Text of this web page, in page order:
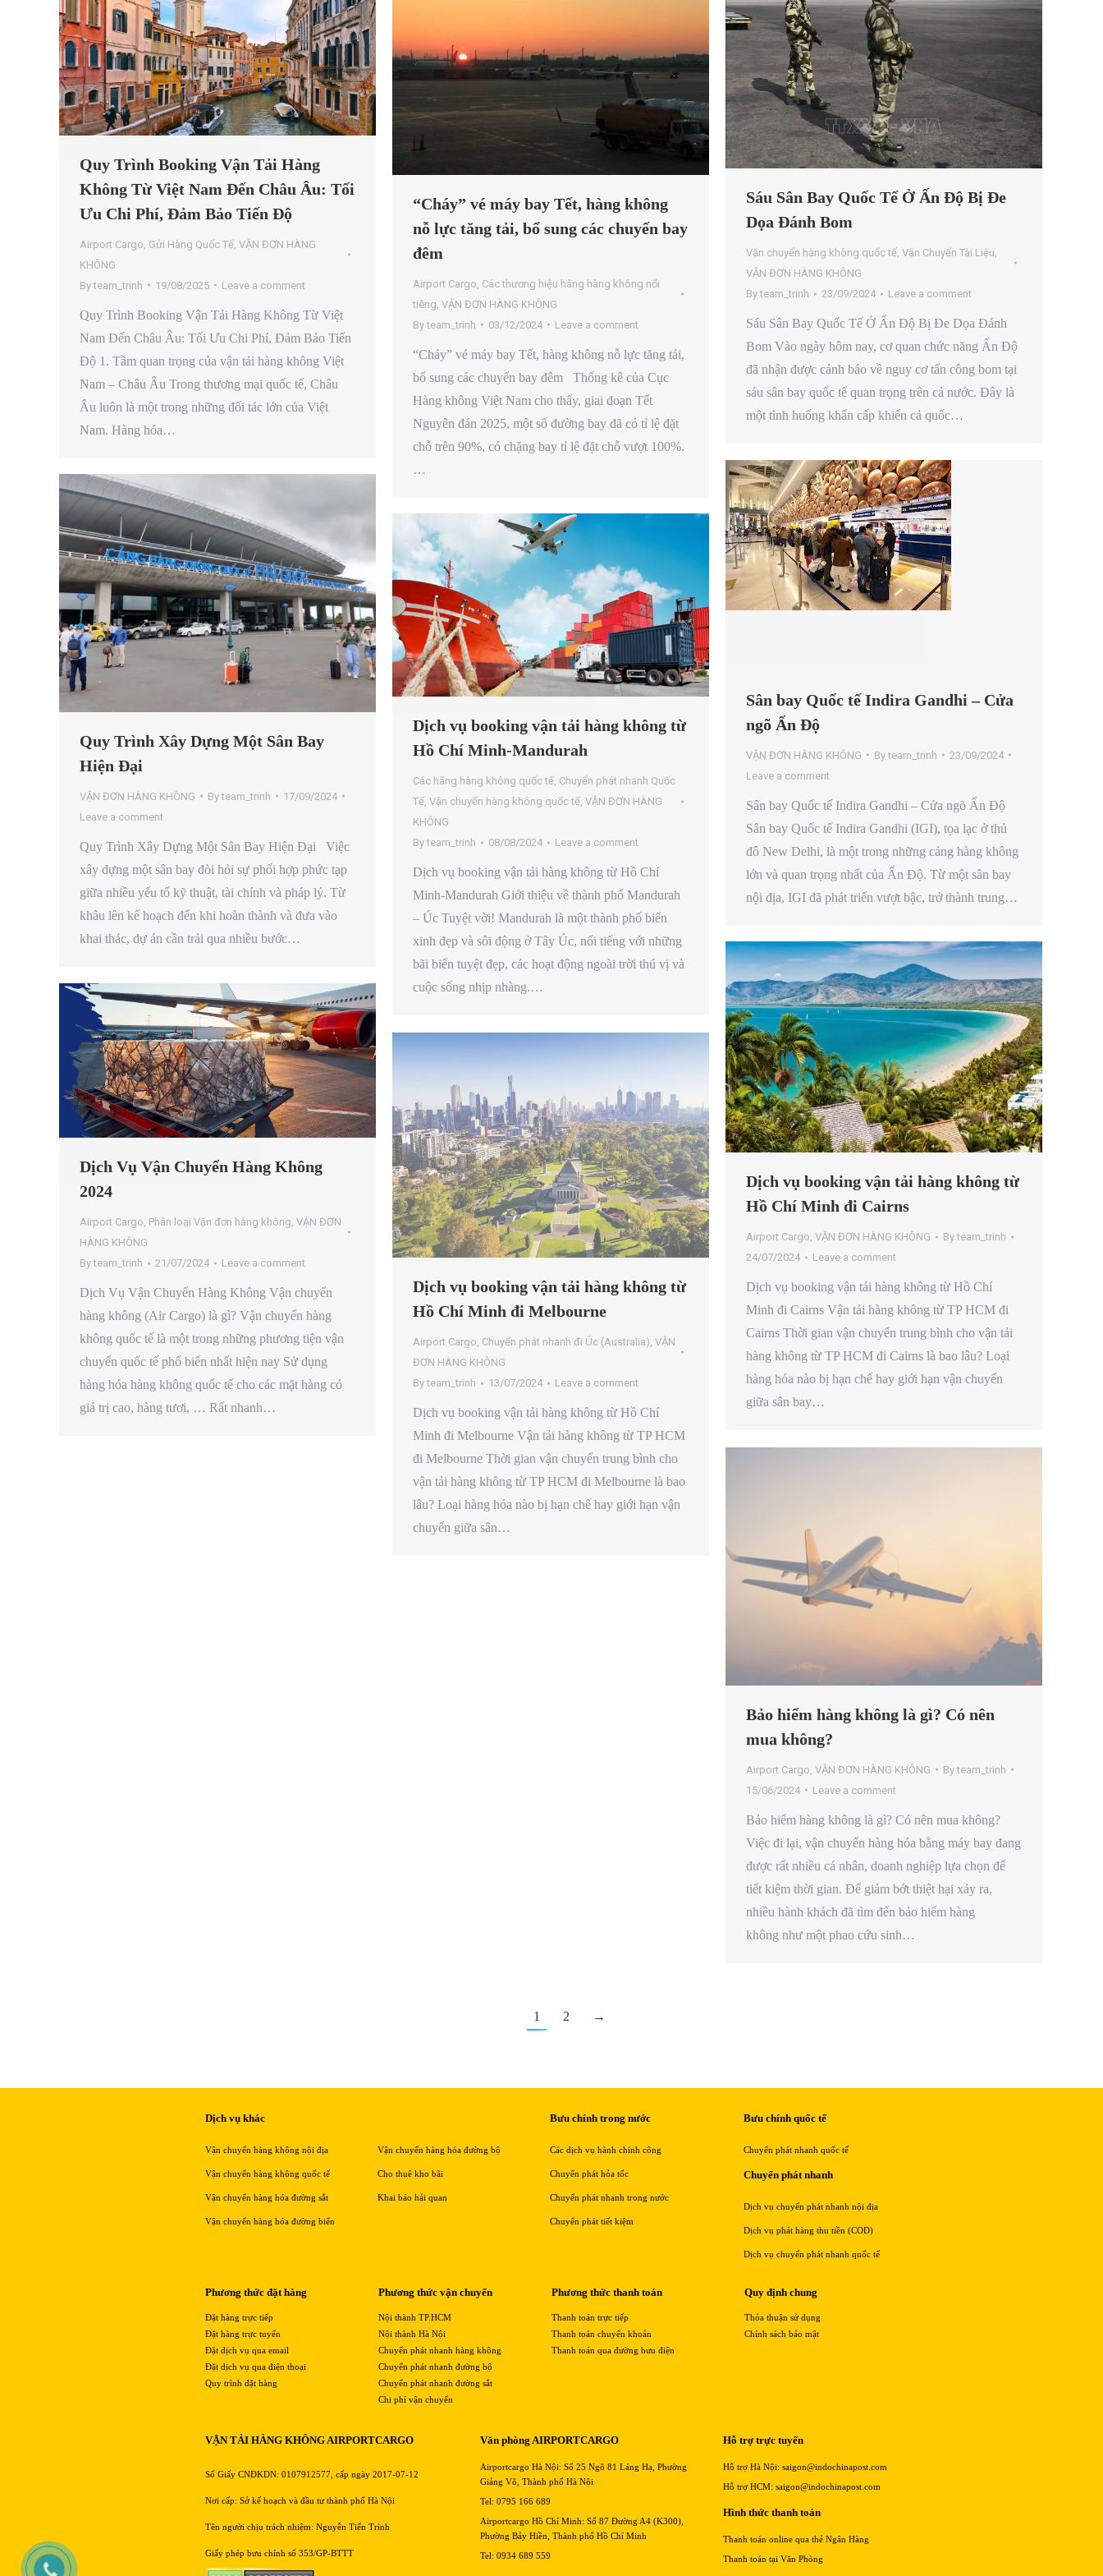
Quy Trình Booking Vận Tải Hàng
Không Từ Việt Nam Đến Châu Âu: Tối
Ưu Chi Phí, Đảm Bảo Tiến Độ
Airport Cargo Gửi Hàng Quốc Tế VẬN ĐƠN HÀNG
KHÔNG
Byteam_trinh 19/08/2025 Leave a comment
Quy Trình Booking Vận Tải Hàng Không Từ Việt
Nam Đến Châu Âu: Tối Ưu Chi Phí, Đảm Bảo Tiến
Độ 1. Tầm quan trọng của vận tải hàng không Việt
Nam – Châu Âu Trong thương mại quốc tế, Châu
Âu luôn là một trong những đối tác lớn của Việt
Nam. Hàng hóa…
“Cháy” vé máy bay Tết, hàng không
nỗ lực tăng tải, bổ sung các chuyến bay
đêm
Airport Cargo Các thương hiệu hãng hàng không nổi
tiêng VẬN ĐƠN HÀNG KHÔNG
Byteam_trinh 03/12/2024 Leave a comment
“Cháy” vé máy bay Tết, hàng không nỗ lực tăng tải,
bổ sung các chuyến bay đêm Thống kê của Cục
Hàng không Việt Nam cho thấy, giai đoạn Tết
Nguyên đán 2025, một số đường bay đã có tỉ lệ đặt
chỗ trên 90%, có chặng bay tỉ lệ đặt chỗ vượt 100%.
…
Sáu Sân Bay Quốc Tế Ở Ấn Độ Bị Đe
Dọa Đánh Bom
Vận chuyển hàng không quốc tế, Vận Chuyển Tài Liệu,
VẬN ĐƠN HÀNG KHÔNG
Byteam_trinh 23/09/2024 Leave a comment
Sáu Sân Bay Quốc Tế Ở Ấn Độ Bị Đe Dọa Đánh
Bom Vào ngày hôm nay, cơ quan chức năng Ấn Độ
đã nhận được cảnh báo về nguy cơ tấn công bom tại
sáu sân bay quốc tế quan trọng trên cả nước. Đây là
một tình huống khẩn cấp khiến cả quốc…
Sân bay Quốc tế Indira Gandhi – Cửa
ngõ Ấn Độ
VẬN ĐƠN HÀNG KHÔNG Byteam_trinh
23/09/2024
Leave a comment
Sân bay Quốc tế Indira Gandhi – Cửa ngõ Ấn Độ
Sân bay Quốc tế Indira Gandhi (IGI), tọa lạc ở thủ
đô New Delhi, là một trong những cảng hàng không
lớn và quan trọng nhất của Ấn Độ. Từ một sân bay
nội địa, IGI đã phát triển vượt bậc, trở thành trung…
Quy Trình Xây Dựng Một Sân Bay
Hiện Đại
VẬN ĐƠN HÀNG KHÔNG Byteam_trinh
17/09/2024
Leave a comment
Quy Trình Xây Dựng Một Sân Bay Hiện Đại Việc
xây dựng một sân bay đòi hỏi sự phối hợp phức tạp
giữa nhiều yếu tố kỹ thuật, tài chính và pháp lý. Từ
khâu lên kế hoạch đến khi hoàn thành và đưa vào
khai thác, dự án cần trải qua nhiều bước…
Dịch vụ booking vận tải hàng không từ
Hồ Chí Minh-Mandurah
Các hãng hàng không quốc tế, Chuyển phát nhanh Quốc
Tế, Vận chuyển hàng không quốc tế, VẬN ĐƠN HÀNG
KHÔNG
Byteam_trinh 08/08/2024 Leave a comment
Dịch vụ booking vận tải hàng không từ Hồ Chí
Minh-Mandurah Giới thiệu về thành phố Mandurah
– Úc Tuyệt vời! Mandurah là một thành phố biển
xinh đẹp và sôi động ở Tây Úc, nổi tiếng với những
bãi biển tuyệt đẹp, các hoạt động ngoài trời thú vị và
cuộc sống nhịp nhàng.…
Dịch vụ booking vận tải hàng không từ
Hồ Chí Minh đi Cairns
Airport Cargo, VẬN ĐƠN HÀNG KHÔNG Byteam_trinh
24/07/2024
Leave a comment
Dịch vụ booking vận tải hàng không từ Hồ Chí
Minh đi Cairns Vận tải hàng không từ TP HCM đi
Cairns Thời gian vận chuyển trung bình cho vận tải
hàng không từ TP HCM đi Cairns là bao lâu? Loại
hàng hóa nào bị hạn chế hay giới hạn vận chuyển
giữa sân bay…
Dịch Vụ Vận Chuyển Hàng Không
2024
Airport Cargo, Phân loại Vận đơn hàng không, VẬN ĐƠN
HÀNG KHÔNG
Byteam_trinh 21/07/2024 Leave a comment
Dịch Vụ Vận Chuyển Hàng Không Vận chuyển
hàng không (Air Cargo) là gì? Vận chuyển hàng
không quốc tế là một trong những phương tiện vận
chuyển quốc tế phổ biến nhất hiện nay Sử dụng
hàng hóa hàng không quốc tế cho các mặt hàng có
giá trị cao, hàng tươi, … Rất nhanh…
Dịch vụ booking vận tải hàng không từ
Hồ Chí Minh đi Melbourne
Airport Cargo, Chuyển phát nhanh đi Úc (Australia), VẬN
ĐƠN HÀNG KHÔNG
Byteam_trinh 13/07/2024 Leave a comment
Dịch vụ booking vận tải hàng không từ Hồ Chí
Minh đi Melbourne Vận tải hàng không từ TP HCM
đi Melbourne Thời gian vận chuyển trung bình cho
vận tải hàng không từ TP HCM đi Melbourne là bao
lâu? Loại hàng hóa nào bị hạn chế hay giới hạn vận
chuyển giữa sân…
Bảo hiểm hàng không là gì? Có nên
mua không?
Airport Cargo VẬN ĐƠN HÀNG KHÔNG Byteam_trinh
15/06/2024
Leave a comment
Bảo hiểm hàng không là gì? Có nên mua không?
Việc đi lại, vận chuyển hàng hóa bằng máy bay đang
được rất nhiều cá nhân, doanh nghiệp lựa chọn để
tiết kiệm thời gian. Để giảm bớt thiệt hại xảy ra,
nhiều hành khách đã tìm đến bảo hiểm hàng
không như một phao cứu sinh…
1 2 →
Dịch vụ khác
Vận chuyển hàng không nội địa
Vận chuyển hàng không quốc tế
Vận chuyển hàng hóa đường sắt
Vận chuyển hàng hóa đường biển
Vận chuyển hàng hóa đường bộ
Cho thuê kho bãi
Khai báo hải quan
Bưu chính trong nước
Các dịch vụ hành chính công
Chuyển phát hỏa tốc
Chuyển phát nhanh trong nước
Chuyển phát tiết kiệm
Bưu chính quốc tế
Chuyển phát nhanh quốc tế
Chuyển phát nhanh
Dịch vụ chuyển phát nhanh nội địa
Dịch vụ phát hàng thu tiền (COD)
Dịch vụ chuyển phát nhanh quốc tế
Phương thức đặt hàng
Đặt hàng trực tiếp
Đặt hàng trực tuyến
Đặt dịch vụ qua email
Đặt dịch vụ qua điện thoại
Quy trình đặt hàng
Phương thức vận chuyển
Nội thành TP.HCM
Nội thành Hà Nội
Chuyển phát nhanh hàng không
Chuyển phát nhanh đường bộ
Chuyển phát nhanh đường sắt
Chi phí vận chuyển
Phương thức thanh toán
Thanh toán trực tiếp
Thanh toán chuyển khoản
Thanh toán qua đường bưu điện
Quy định chung
Thỏa thuận sử dụng
Chính sách bảo mật
VẬN TẢI HÀNG KHÔNG AIRPORTCARGO
Số Giấy CNĐKDN: 0107912577, cấp ngày 2017-07-12
Nơi cấp: Sở kế hoạch và đầu tư thành phố Hà Nội
Tên người chịu trách nhiệm: Nguyễn Tiến Trình
Giấy phép bưu chính số 353/GP-BTTT
Văn phòng AIRPORTCARGO
Airportcargo Hà Nội: Số 25 Ngõ 81 Láng Hạ, Phường
Giảng Võ, Thành phố Hà Nội
Tel: 0795 166 689
Airportcargo Hồ Chí Minh: Số 87 Đường A4 (K300),
Phường Bảy Hiền, Thành phố Hồ Chí Minh
Tel: 0934 689 559
Hỗ trợ trực tuyến
Hỗ trợ Hà Nội: saigon@indochinapost.com
Hỗ trợ HCM: saigon@indochinapost.com
Hình thức thanh toán
Thanh toán online qua thẻ Ngân Hàng
Thanh toán tại Văn Phòng